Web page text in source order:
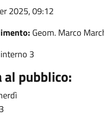
2025, 09:12
Geom. Marco
3
al pubblico: